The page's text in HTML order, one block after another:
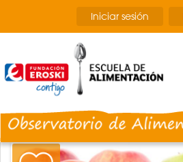
contenido
Iniciar sesión